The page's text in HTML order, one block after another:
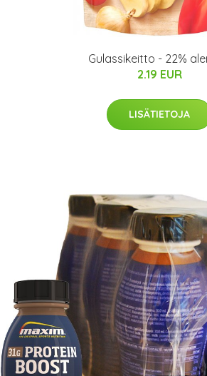
Gulassikeitto - 22%
2.19 EUR
LISÄTIETOJA